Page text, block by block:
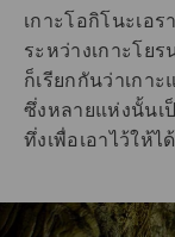
เกาะโอกิโนะเอ
ระหว่างเกาะโย
ก็เรียกกันว่าเกา
ซึ่งหลายแห่งนั้น
ทึ่งเพื่อเอาไว้ให้ไ